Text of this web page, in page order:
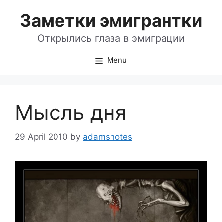
contentЗаметки эмигрантки
Открылись глаза в эмиграции
Menu
Мысль дня
29 April 2010 by adamsnotes